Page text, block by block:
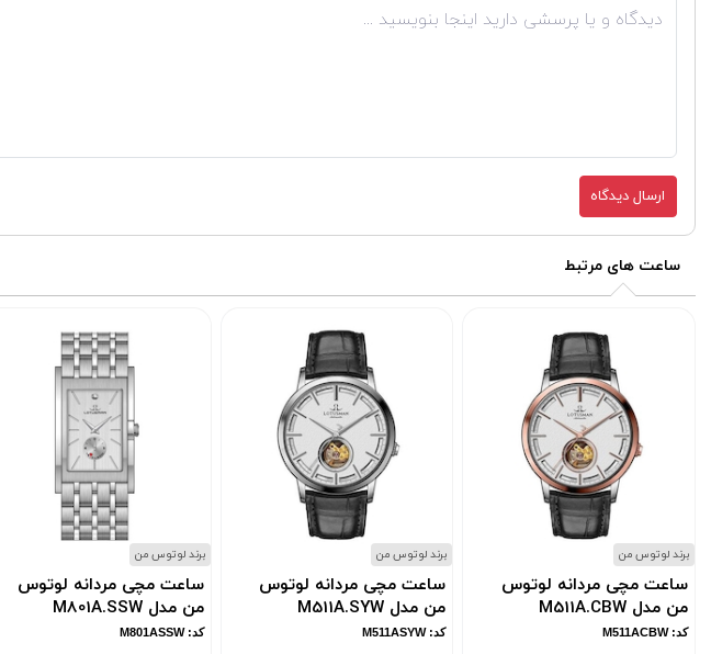
ارسال دیدگاه
ساعت های مرتبط
برند لوتوس من
ساعت مچی مردانه لوتوس
من مدل M511A.CBW
کد: M511ACBW
برند لوتوس من
ساعت مچی مردانه لوتوس
من مدل M511A.SYW
کد: M511ASYW
برند لوتوس من
ساعت مچی مردانه لوتوس
من مدل M801A.SSW
کد: M801ASSW